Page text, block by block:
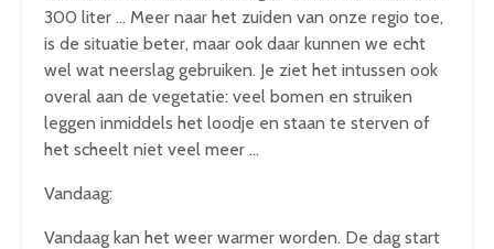
300 liter … Meer naar het zuiden van onze regio toe,
is de situatie beter, maar ook daar kunnen we echt
wel wat neerslag gebruiken. Je ziet het intussen ook
overal aan de vegetatie: veel bomen en struiken
leggen inmiddels het loodje en staan te sterven of
het scheelt niet veel meer …
Vandaag:
Vandaag kan het weer warmer worden. De dag start